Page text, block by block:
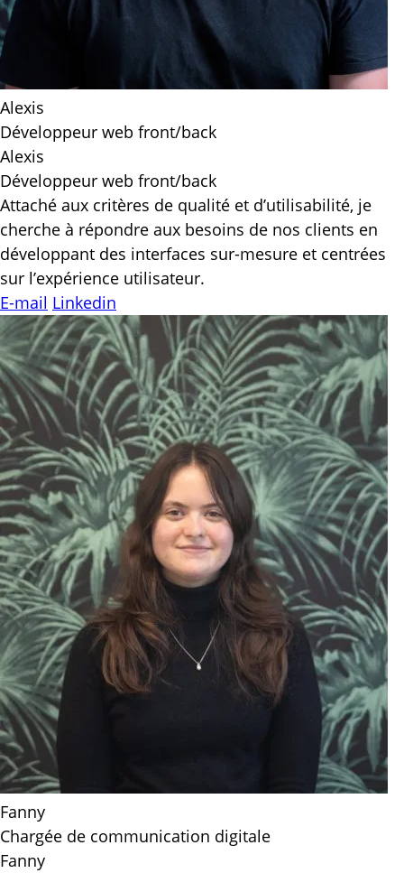
Alexis
Développeur web front/back
Alexis
Développeur web front/back
Attaché aux critères de qualité et d’utilisabilité, je
cherche à répondre aux besoins de nos clients en
développant des interfaces sur-mesure et centrées
sur l’expérience utilisateur.
E-mail Linkedin
Fanny
Chargée de communication digitale
Fanny